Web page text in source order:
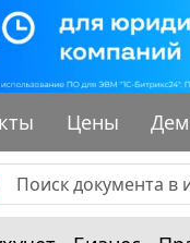
Цены